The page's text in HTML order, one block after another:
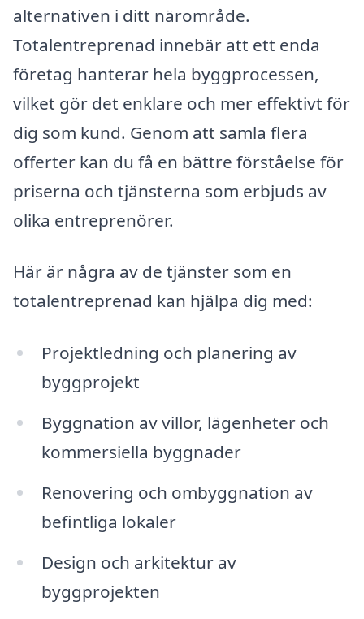
alternativen i ditt närområde.
Totalentreprenad innebär att ett enda
företag hanterar hela byggprocessen,
vilket gör det enklare och mer effektivt för
dig som kund. Genom att samla flera
offerter kan du få en bättre förståelse för
priserna och tjänsterna som erbjuds av
olika entreprenörer.
Här är några av de tjänster som en
totalentreprenad kan hjälpa dig med:
Projektledning och planering av
byggprojekt
Byggnation av villor, lägenheter och
kommersiella byggnader
Renovering och ombyggnation av
befintliga lokaler
Design och arkitektur av
byggprojekten